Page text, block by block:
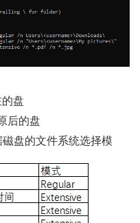
盘
后的盘
磁盘的文件系统选择模